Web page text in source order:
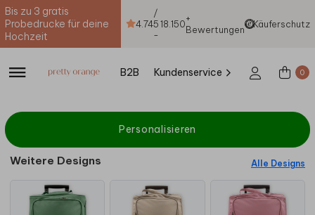
Bis zu 3 gratis
Probedrucke für deine
Hochzeit
4.74
/
5
-
18.150+
Bewertungen
Käuferschutz
B2B Kundenservice 0
Personalisieren
Weitere Designs Alle Designs